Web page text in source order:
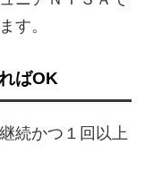
す。
ばOK
続かつ１回以上